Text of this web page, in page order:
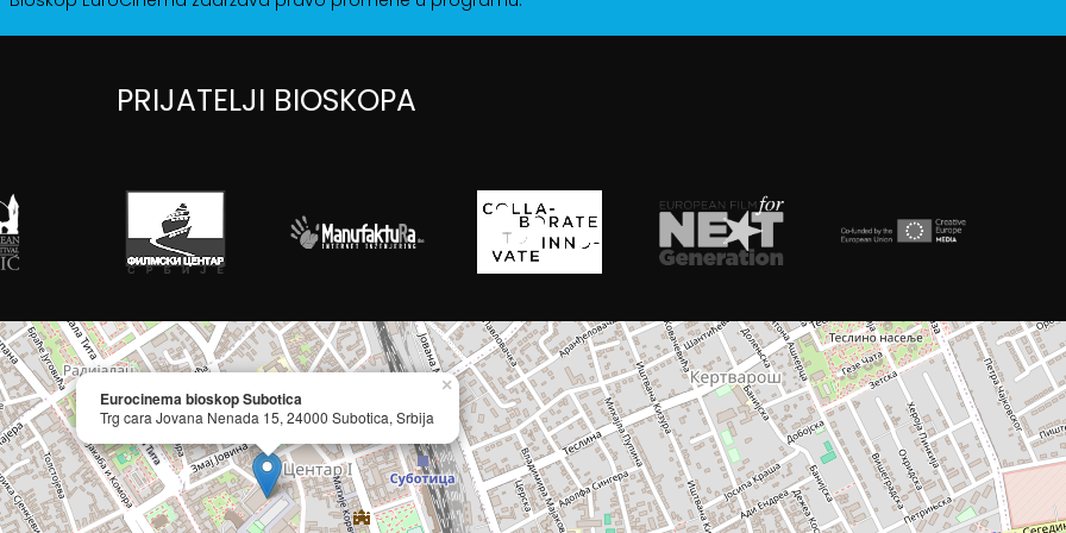
PRIJATELJI BIOSKOPA
Eurocinema bioskop Subotica
Trg cara Jovana Nenada 15, 24000 Subotica, Srbija
×